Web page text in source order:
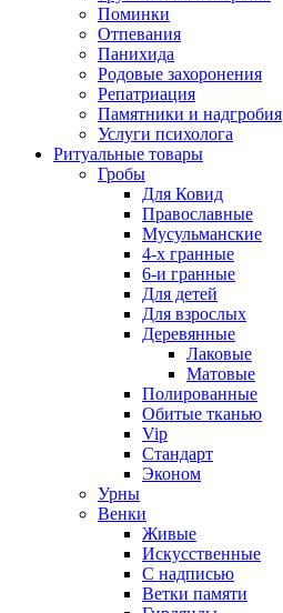
Поминки
Отпевания
Панихида
Родовые захоронения
Репатриация
Памятники и надгробия
Услуги психолога
Ритуальные товары
Гробы
Для Ковид
Православные
Мусульманские
4-х гранные
6-и гранные
Для детей
Для взрослых
Деревянные
Лаковые
Матовые
Полированные
Обитые тканью
Vip
Стандарт
Эконом
Урны
Венки
Живые
Искусственные
С надписью
Ветки памяти